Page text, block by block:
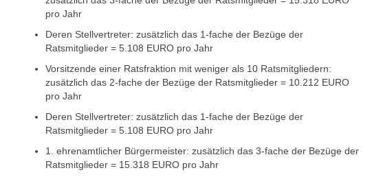
pro Jahr
Deren Stellvertreter: zusätzlich das 1-fache der Bezüge der
Ratsmitglieder = 5.108 EURO pro Jahr
Vorsitzende einer Ratsfraktion mit weniger als 10 Ratsmitgliedern:
zusätzlich das 2-fache der Bezüge der Ratsmitglieder = 10.212 EURO
pro Jahr
Deren Stellvertreter: zusätzlich das 1-fache der Bezüge der
Ratsmitglieder = 5.108 EURO pro Jahr
1. ehrenamtlicher Bürgermeister: zusätzlich das 3-fache der Bezüge der
Ratsmitglieder = 15.318 EURO pro Jahr